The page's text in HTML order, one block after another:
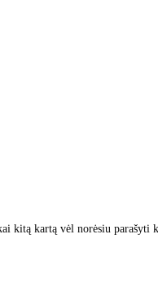
kitą kartą vėl norėsiu parašyti